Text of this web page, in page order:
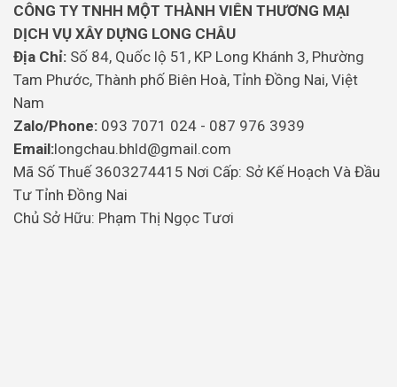
CÔNG TY TNHH MỘT THÀNH VIÊN THƯƠNG MẠI
DỊCH VỤ XÂY DỰNG LONG CHÂU
Địa Chỉ: Số 84, Quốc lộ 51, KP Long Khánh 3, Phường
Tam Phước, Thành phố Biên Hoà, Tỉnh Đồng Nai, Việt
Nam
Zalo/Phone: 093 7071 024 - 087 976 3939
Email:longchau.bhld@gmail.com
Mã Số Thuế 3603274415 Nơi Cấp: Sở Kế Hoạch Và Đầu
Tư Tỉnh Đồng Nai
Chủ Sở Hữu: Phạm Thị Ngọc Tươi